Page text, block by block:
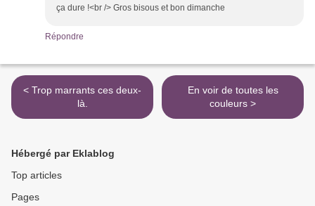
ça dure !<br /> Gros bisous et bon dimanche
Répondre
< Trop marrants ces deux-
là.
En voir de toutes les
couleurs >
Hébergé par Eklablog
Top articles
Pages